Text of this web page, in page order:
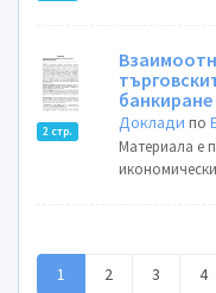
2 стр.
банкиране
Доклади по
Материала е
1 2 3 4